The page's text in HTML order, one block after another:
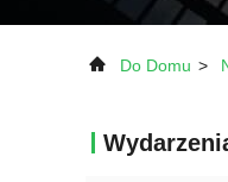
Do Domu >